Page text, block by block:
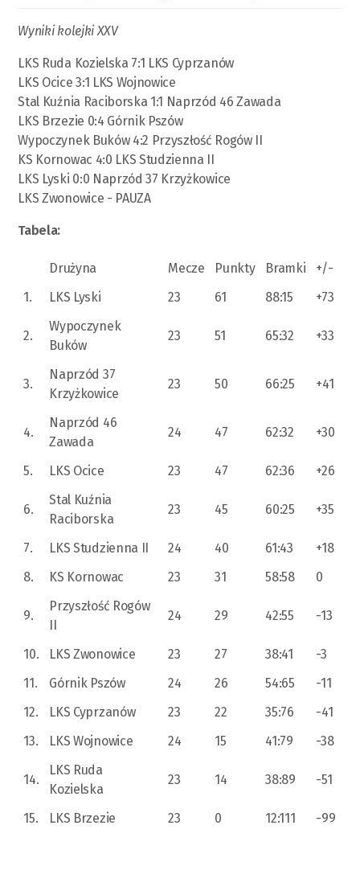
Wyniki kolejki XXV
LKS Ruda Kozielska 7:1 LKS Cyprzanów
LKS Ocice 3:1 LKS Wojnowice
Stal Kuźnia Raciborska 1:1 Naprzód 46 Zawada
LKS Brzezie 0:4 Górnik Pszów
Wypoczynek Buków 4:2 Przyszłość Rogów II
KS Kornowac 4:0 LKS Studzienna II
LKS Lyski 0:0 Naprzód 37 Krzyżkowice
LKS Zwonowice - PAUZA
Tabela:
Drużyna Mecze Punkty Bramki
+/-
1.
LKS Lyski 23 61 88:15 +73
2.
Wypoczynek
Buków
23 51 65:32 +33
3.
Naprzód 37
Krzyżkowice
23 50 66:25 +41
4.
Naprzód 46
Zawada
24 47 62:32 +30
5. LKS Ocice 23 47 62:36 +26
6.
Stal Kuźnia
Raciborska
23 45 60:25 +35
7. LKS Studzienna II 24 40 61:43
+18
8.
KS Kornowac 23 31 58:58 0
9.
Przyszłość Rogów
II
24 29 42:55 -13
10. LKS Zwonowice 23 27 38:41
-3
11.
Górnik Pszów 24 26 54:65
-11
12.
LKS Cyprzanów 23 22 35:76
-41
13.
LKS Wojnowice 24 15 41:79 -38
14.
LKS Ruda
Kozielska
23 14 38:89 -51
15. LKS Brzezie 23 0 12:111 -99